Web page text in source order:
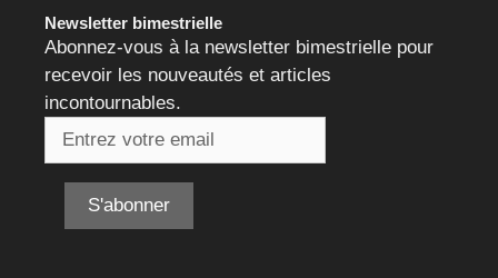
Newsletter bimestrielle
Abonnez-vous à la newsletter bimestrielle pour
recevoir les nouveautés et articles
incontournables.